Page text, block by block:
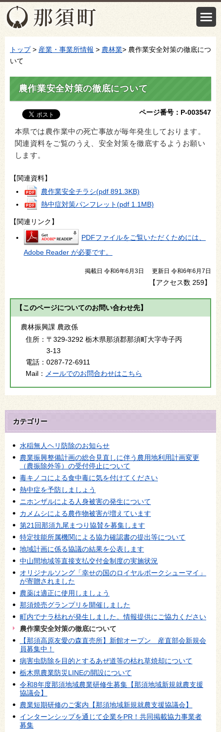
トップ> 産業・事業所情報 > 農林業> 農作業安全対策の徹底につ
いて
農作業安全対策の徹底について
ページ番号：P-003547
本県では農作業中の死亡事故が毎年発生しております。
関連資料をご覧のうえ、安全対策を徹底するようお願い
します。
【関連資料】
農作業安全チラシ(pdf 891.3KB)
熱中症対策パンフレット(pdf 1.1MB)
【関連リンク】
PDFファイルをご覧いただくためには、
Adobe Reader が必要です。
掲載日 令和6年6月3日 更新日 令和6年6月7日
【アクセス数 259】
【このページについてのお問い合わせ先】
農林振興課 農政係
住所： 〒329-3292 栃木県那須郡那須町大字寺子丙
3-13
電話： 0287-72-6911
Mail：
メールでのお問合わせはこちら
カテゴリー
水稲無人ヘリ防除のお知らせ
農業振興整備計画の総合見直しに伴う農用地利用計画変更
（農振除外等）の受付停止について
毒キノコによる食中毒に気を付けてください
熱中症を予防しましょう
ニホンザルによる人身被害の発生について
カメムシによる農作物被害が増えています
第21回那須九尾まつり協賛を募集します
特定技能所属機関による協力確認書の提出等について
地域計画に係る協議の結果を公表します
中山間地域等直接支払交付金制度の実施状況
オリジナルソング「幸せの国のロイヤルポークシューマイ」
が寄贈されました
農薬は適正に使用しましょう
那須焼売グランプリを開催しました
町内でナラ枯れが発生しました。情報提供にご協力ください
農作業安全対策の徹底について
【那須高原友愛の森直売所】新館オープン 産直部会新規会
員募集中！
病害虫防除を目的とするあぜ道等の枯れ草焼却について
栃木県農業防災LINEの開設について
令和8年度那須地域農業研修生募集【那須地域新規就農支援
協議会】
農業短期研修のご案内【那須地域新規就農支援協議会】
インターンシップを通じて企業をPR！共同掲載協力事業者
募集